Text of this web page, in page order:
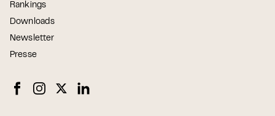
Rankings
Downloads
Newsletter
Presse